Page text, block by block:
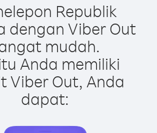
Republik
dengan Viber Out
mudah.
Anda memiliki
Viber Out, Anda
dapat: